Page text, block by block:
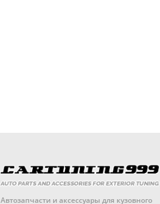
Автозапчасти и аксессуары для кузовного